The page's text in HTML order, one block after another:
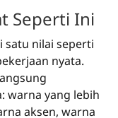
Seperti Ini
satu nilai seperti
nyata.
warna yang lebih
aksen, warna